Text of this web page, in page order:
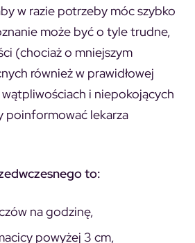
w razie potrzeby móc szybko
może być o tyle trudne,
(chociaż o mniejszym
również w prawidłowej
i niepokojących
poinformować lekarza
to:
na godzinę,
powyżej 3 cm,